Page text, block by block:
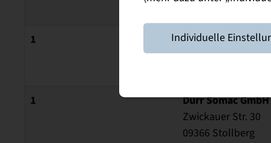
1 DRSM GmbH
Neefestr. 76
1 Dürr Somac GmbH
Zwickauer Str. 30
09366 Stollberg
Individuelle